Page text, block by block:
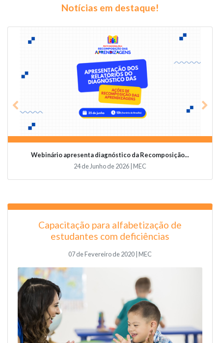
Notícias em destaque!
Webinário apresenta diagnóstico da Recomposição...
24 de Junho de 2026 | MEC
Previous
Capacitação para alfabetização de
estudantes com deficiências
07 de Fevereiro de 2020 | MEC